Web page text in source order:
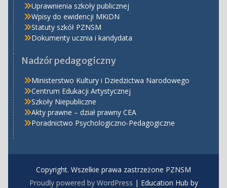
Uprawnienia szkoły publicznej
Wpisy do ewidencji MKiDN
Statuty szkół PZNSM
Dokumenty ucznia i kandydata
Nadzór pedagogiczny
Ministerstwo Kultury i Dziedzictwa Narodowego
Centrum Edukacji Artystycznej
Szkoły Niepubliczne
Akty prawne – dział prawny CEA
Poradnictwo Psychologiczno-Pedagogiczne
Copyright. Wszelkie prawa zastrzeżone PZNSM
Proudly powered by WordPress | Education Hub by